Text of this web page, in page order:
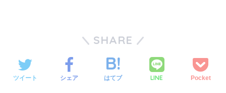
SHARE
ツイート シェア はてブ LINE Pocket